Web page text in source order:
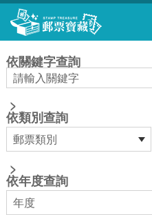
跳到主要內容區塊
依關鍵字查詢
>
依類別查詢
>
依年度查詢